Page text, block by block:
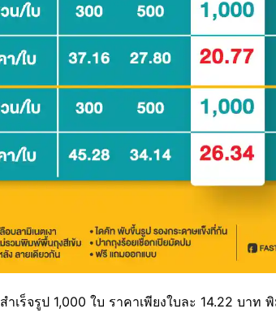
ร็จรูป 1,000 ใบ ราคาเพียงใบละ 14.22 บาท